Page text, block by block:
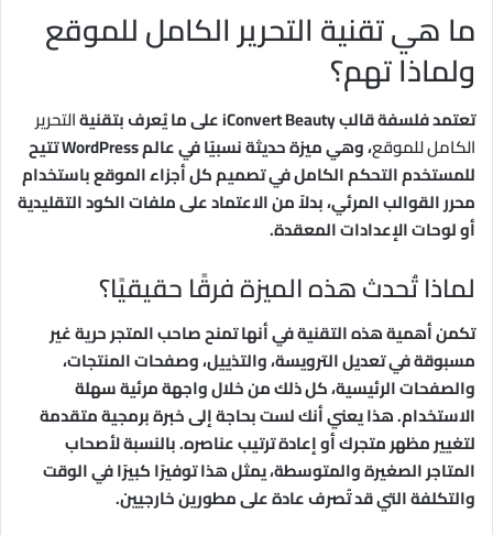
ما هي تقنية التحرير الكامل للموقع
ولماذا تهم؟
تعتمد فلسفة قالب iConvert Beauty على ما يُعرف بتقنية
التحرير
الكامل للموقع
، وهي ميزة حديثة نسبيًا في عالم WordPress تتيح
للمستخدم التحكم الكامل في تصميم كل أجزاء الموقع باستخدام
محرر القوالب المرئي، بدلاً من الاعتماد على ملفات الكود التقليدية
أو لوحات الإعدادات المعقدة.
لماذا تُحدث هذه الميزة فرقًا حقيقيًا؟
تكمن أهمية هذه التقنية في أنها تمنح صاحب المتجر حرية غير
مسبوقة في تعديل الترويسة، والتذييل، وصفحات المنتجات،
والصفحات الرئيسية، كل ذلك من خلال واجهة مرئية سهلة
الاستخدام. هذا يعني أنك لست بحاجة إلى خبرة برمجية متقدمة
لتغيير مظهر متجرك أو إعادة ترتيب عناصره. بالنسبة لأصحاب
المتاجر الصغيرة والمتوسطة، يمثل هذا توفيرًا كبيرًا في الوقت
والتكلفة التي قد تُصرف عادة على مطورين خارجيين.